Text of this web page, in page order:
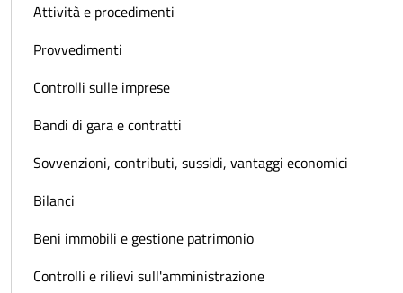
Attività e procedimenti
Provvedimenti
Controlli sulle imprese
Bandi di gara e contratti
Sovvenzioni, contributi, sussidi, vantaggi economici
Bilanci
Beni immobili e gestione patrimonio
Controlli e rilievi sull'amministrazione